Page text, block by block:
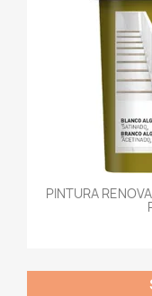
PINTURA